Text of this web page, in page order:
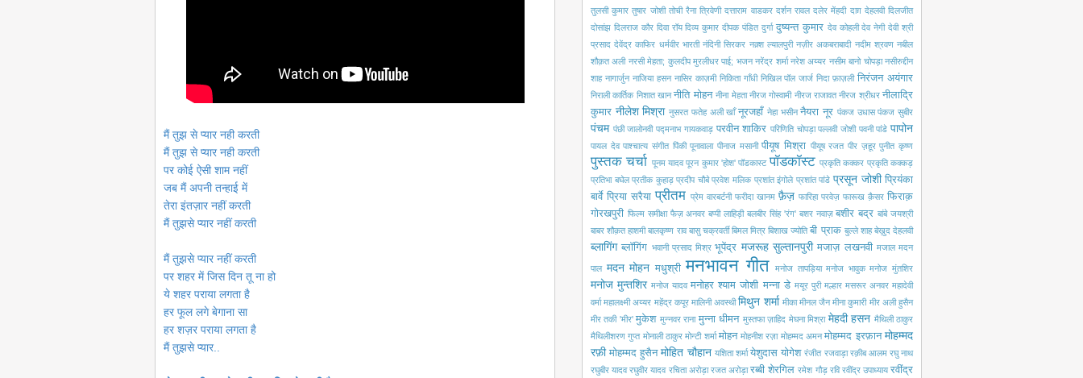
मैं तुझ से प्यार नही करती
मैं तुझ से प्यार नही करती
पर कोई ऐसी शाम नहीं
जब मैं अपनी तन्हाई में
तेरा इंतज़ार नहीं करती
मैं तुझसे प्यार नहीं करती
मैं तुझसे प्यार नहीं करती
पर शहर में जिस दिन तू ना हो
ये शहर पराया लगता है
हर फूल लगे बेगाना सा
हर शज़र पराया लगता है
मैं तुझसे प्यार..
तुलसी कुमार तुषार जोशी तोची रैना त्रिवेणी दत्ताराम वाडकर दर्शन रावल दलेर मेंहदी दाग़ देहलवी दिलजीत
दोसांझ दिलराज कौर दिवा रॉय दिव्य कुमार दीपक पंडित दुर्गा दुष्यन्त कुमार देव कोहली देव नेगी देवी श्री
प्रसाद देवेंद्र काफिर धर्मवीर भारती नंदिनी सिरकर नक़्श ल्यालपुरी नज़ीर अकबराबादी नदीम श्रवण नबील
शौक़त अली नरसी मेहता; कुलदीप मुरलीधर पाई; भजन नरेंद्र शर्मा नरेश अय्यर नसीम बानो चोपड़ा नसीरुद्दीन
शाह नागार्जुन नाजिया हसन नासिर काज़मी निकिता गाँधी निखिल पॉल जार्ज निदा फ़ाज़ली निरंजन अयंगार
निराली कार्तिक निशात खान नीति मोहन नीना मेहता नीरज गोस्वामी नीरज राजावत नीरज श्रीधर नीलाद्रि
कुमार नीलेश मिश्रा नुसरत फतेह अली खाँ नूरजहाँ नेहा भसीन नैयरा नूर पंकज उधास पंकज सुबीर
पंचम पंछी जालोनवी पद्मनाभ गायकवाड़ परवीन शाकिर परिणिति चोपड़ा पल्लवी जोशी पवनी पांडे पापोन
पायल देव पाश्चात्य संगीत पिंकी पूनावाला पीनाज मसानी पीयूष मिश्रा पीयूष रजत पीर ज़हूर पुनीत कृष्ण
पुस्तक चर्चा पूनम यादव पूरन कुमार 'होश' पॉडकास्ट पॉडकॉस्ट प्रकृति कक्कर प्रकृति कक्कड़
प्रतिभा बघेल प्रतीक कुहाड़ प्रदीप चौबे प्रवेश मलिक प्रशांत इंगोले प्रशांत पांडे प्रसून जोशी प्रियंका
बार्वे प्रिया सरैया प्रीतम प्रेम वारबर्टनी फरीदा खानम फ़ैज़ फारिहा परवेज़ फारूख क़ैसर फिराक़
गोरखपुरी फिल्म समीक्षा फैज़ अनवर बप्पी लाहिड़ी बलबीर सिंह 'रंग' बशर नवाज़ बशीर बद्र बांबे जयश्री
बाबर शौक़त हाशमी बालकृष्ण राव बासु चक्रवर्ती बिमल मित्र बिशाख ज्योति बी प्राक बुल्ले शाह बेख़ुद देहलवी
ब्लागिंग ब्लॉगिंग भवानी प्रसाद मिश्र भूपेंद्र मजरूह सुल्तानपुरी मजाज़ लखनवी मजाल मदन
पाल मदन मोहन मधुश्री मनभावन गीत मनोज तापड़िया मनोज भावुक मनोज मुंतशिर
मनोज मुन्तशिर मनोज यादव मनोहर श्याम जोशी मन्ना डे मयूर पुरी मल्हार मसरूर अनवर महादेवी
वर्मा महालक्ष्मी अय्यर महेंद्र कपूर मालिनी अवस्थी मिथुन शर्मा मीका मीनल जैन मीना कुमारी मीर अली हुसैन
मीर तकी 'मीर' मुकेश मुन्नवर राना मुन्ना धीमन मुस्तफा ज़ाहिद मेघना मिश्रा मेहदी हसन मैथिली ठाकुर
मैथिलीशरण गुप्त मोनाली ठाकुर मोन्टी शर्मा मोहन मोहनीश रज़ा मोहम्मद अमन मोहम्मद इरफ़ान मोहम्मद
रफ़ी मोहम्मद हुसैन मोहित चौहान यशिता शर्मा येशुदास योगेश रंजीत रजवाड़ा रक़ीब आलम रघु नाथ
रघुबीर यादव रघुवीर यादव रचिता अरोड़ा रजत अरोड़ा रब्बी शेरगिल रमेश गौड़ रवि रवींद्र उपाध्याय रवींद्र